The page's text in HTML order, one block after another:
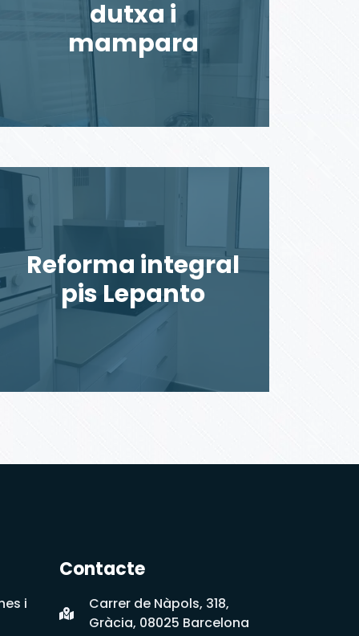
dutxa i
mampara
Reforma integral
pis Lepanto
i
Contacte
Carrer de Nàpols, 318,
Gràcia, 08025 Barcelona